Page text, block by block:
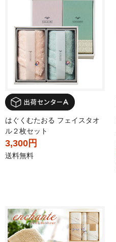
はぐくむたおる フェイスタオ
ル２枚セット
3,300円
送料無料